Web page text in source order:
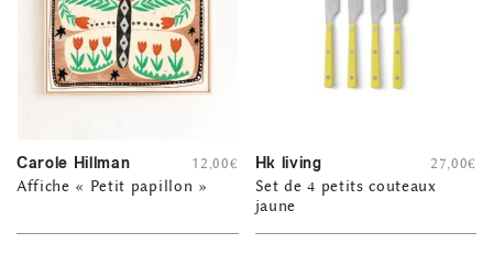
Carole Hillman
Affiche « Petit papillon »
12,00€ Hk living
Set de 4 petits couteaux
jaune
27,00€